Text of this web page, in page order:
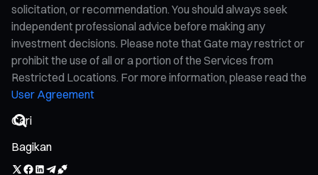
solicitation, or recommendation. You should always seek
independent professional advice before making any
investment decisions. Please note that Gate may restrict or
prohibit the use of all or a portion of the Services from
Restricted Locations. For more information, please read the
User Agreement
Bagikan